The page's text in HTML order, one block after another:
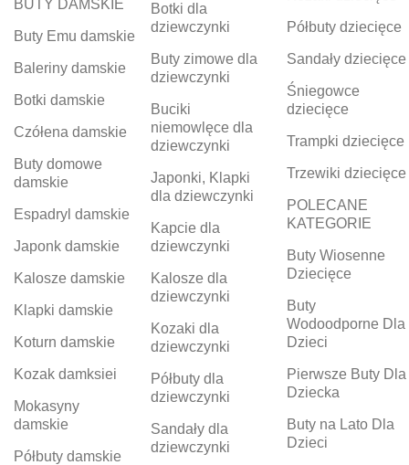
BUTY DAMSKIE
Buty Emu damskie
Baleriny damskie
Botki damskie
Czółena damskie
Buty domowe
damskie
Espadryl damskie
Japonk damskie
Kalosze damskie
Klapki damskie
Koturn damskie
Kozak damksiei
Mokasyny
damskie
Półbuty damskie
Botki dla
dziewczynki
Buty zimowe dla
dziewczynki
Buciki
niemowlęce dla
dziewczynki
Japonki, Klapki
dla dziewczynki
Kapcie dla
dziewczynki
Kalosze dla
dziewczynki
Kozaki dla
dziewczynki
Półbuty dla
dziewczynki
Sandały dla
dziewczynki
Półbuty dziecięce
Sandały dziecięce
Śniegowce
dziecięce
Trampki dziecięce
Trzewiki dziecięce
POLECANE
KATEGORIE
Buty Wiosenne
Dziecięce
Buty
Wodoodporne Dla
Dzieci
Pierwsze Buty Dla
Dziecka
Buty na Lato Dla
Dzieci